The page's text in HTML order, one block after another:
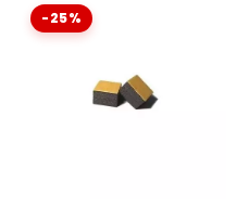
-25%